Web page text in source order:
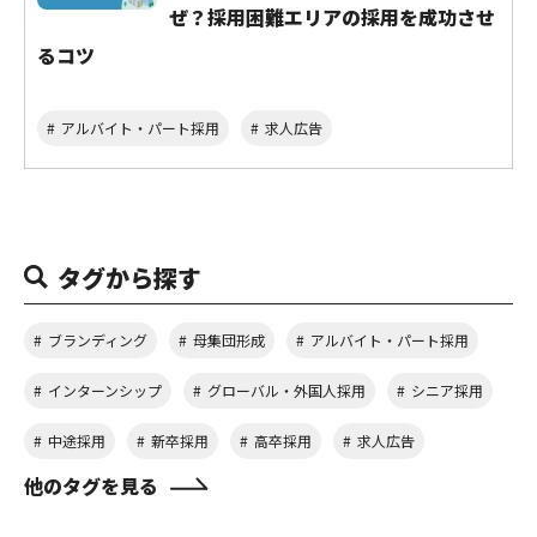
ぜ？採用困難エリアの採用を成功させ
るコツ
アルバイト・パート採用 求人広告
タグから探す
ブランディング 母集団形成 アルバイト・パート採用
インターンシップ グローバル・外国人採用 シニア採用
中途採用 新卒採用 高卒採用 求人広告
他のタグを見る